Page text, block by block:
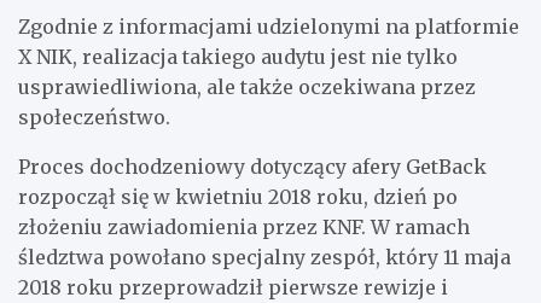
Zgodnie z informacjami udzielonymi na platformie
X NIK, realizacja takiego audytu jest nie tylko
usprawiedliwiona, ale także oczekiwana przez
społeczeństwo.
Proces dochodzeniowy dotyczący afery GetBack
rozpoczął się w kwietniu 2018 roku, dzień po
złożeniu zawiadomienia przez KNF. W ramach
śledztwa powołano specjalny zespół, który 11 maja
2018 roku przeprowadził pierwsze rewizje i